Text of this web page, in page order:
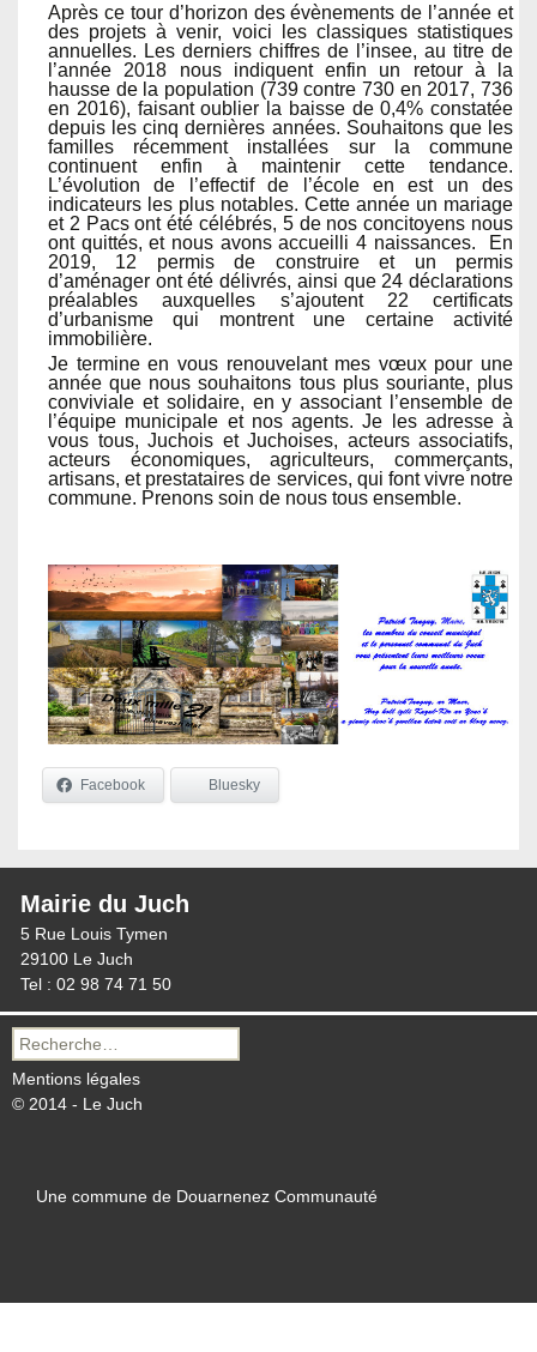
Après ce tour d’horizon des évènements de l’année et
des projets à venir, voici les classiques statistiques
annuelles. Les derniers chiffres de l’insee, au titre de
l’année 2018 nous indiquent enfin un retour à la
hausse de la population (739 contre 730 en 2017, 736
en 2016), faisant oublier la baisse de 0,4% constatée
depuis les cinq dernières années. Souhaitons que les
familles récemment installées sur la commune
continuent enfin à maintenir cette tendance.
L’évolution de l’effectif de l’école en est un des
indicateurs les plus notables. Cette année un mariage
et 2 Pacs ont été célébrés, 5 de nos concitoyens nous
ont quittés, et nous avons accueilli 4 naissances. En
2019, 12 permis de construire et un permis
d’aménager ont été délivrés, ainsi que 24 déclarations
préalables auxquelles s’ajoutent 22 certificats
d’urbanisme qui montrent une certaine activité
immobilière.
Je termine en vous renouvelant mes vœux pour une
année que nous souhaitons tous plus souriante, plus
conviviale et solidaire, en y associant l’ensemble de
l’équipe municipale et nos agents. Je les adresse à
vous tous, Juchois et Juchoises, acteurs associatifs,
acteurs économiques, agriculteurs, commerçants,
artisans, et prestataires de services, qui font vivre notre
commune. Prenons soin de nous tous ensemble.
Facebook Bluesky
Mairie du Juch
5 Rue Louis Tymen
29100 Le Juch
Tel : 02 98 74 71 50
Recherche
pour :
Mentions légales
© 2014 - Le Juch
Une commune de Douarnenez Communauté